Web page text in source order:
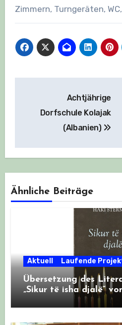
Zimmern, Turngeräten,
Achtjährige
Dorfschule Kolajak
(Albanien)
Ähnliche Beiträge
Aktuell Laufende
Übersetzung des
„Sikur të isha djalë“
ins Deutsche